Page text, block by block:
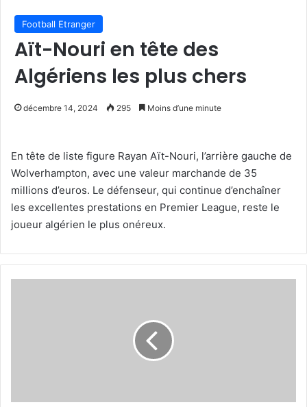
Football Etranger
Aït-Nouri en tête des
Algériens les plus chers
décembre 14, 2024 295 Moins d’une minute
En tête de liste figure Rayan Aït-Nouri, l’arrière gauche de
Wolverhampton, avec une valeur marchande de 35
millions d’euros. Le défenseur, qui continue d’enchaîner
les excellentes prestations en Premier League, reste le
joueur algérien le plus onéreux.
plus